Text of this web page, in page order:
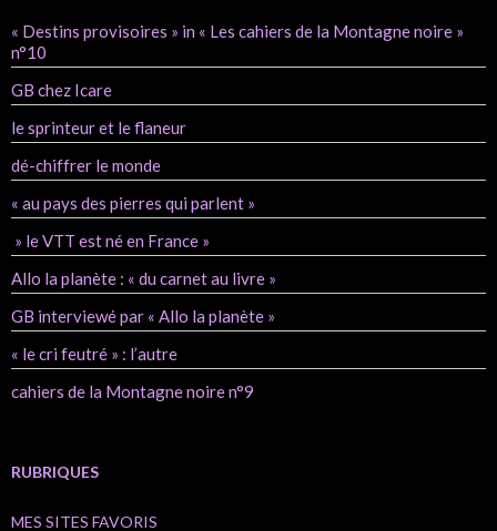
« Destins provisoires » in « Les cahiers de la Montagne noire »
n°10
GB chez Icare
le sprinteur et le flaneur
dé-chiffrer le monde
« au pays des pierres qui parlent »
» le VTT est né en France »
Allo la planète : « du carnet au livre »
GB interviewé par « Allo la planète »
« le cri feutré » : l’autre
cahiers de la Montagne noire n°9
RUBRIQUES
MES SITES FAVORIS